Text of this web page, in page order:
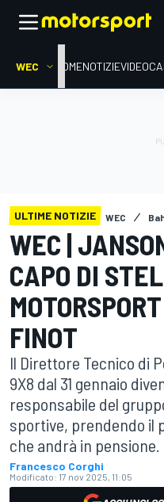
WEC HOMENOTIZIEVIDEO
ULTIME NOTIZIE WEC
WEC |
CAPO DI
FINOT
Il Direttore Tecnico di
9X8 dal 31 gennaio
responsabile del
sportive, prendendo il
che andrà in pensione.
Francesco Corghi
Modificato: 17 nov 2025, 11:05